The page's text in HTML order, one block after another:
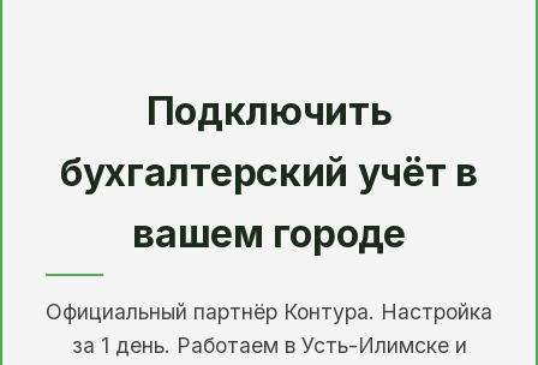
Подключить
бухгалтерский учёт в
вашем городе
Официальный партнёр Контура. Настройка
за 1 день. Работаем в Усть-Илимске и